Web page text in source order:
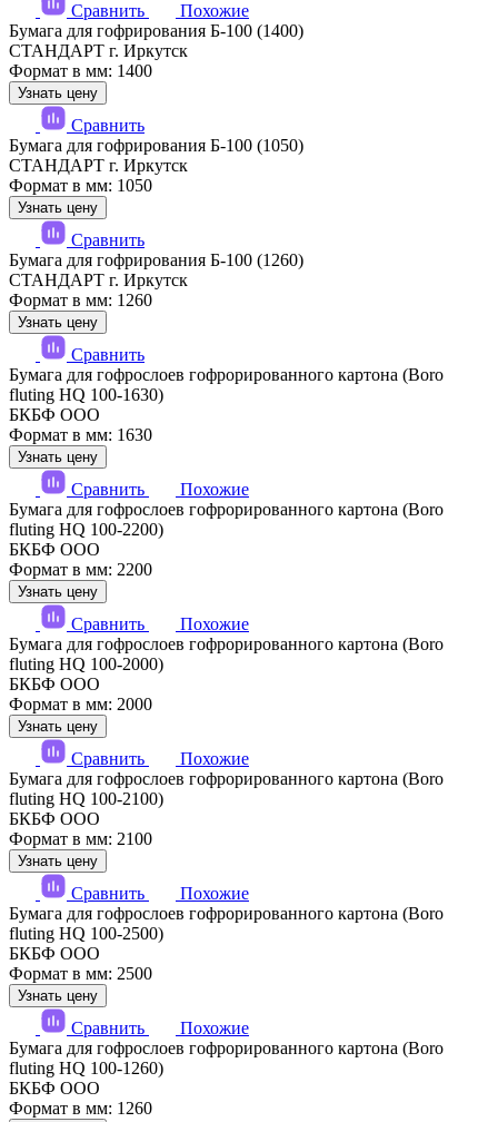
Сравнить
Похожие
Бумага для гофрирования Б-100 (1400)
СТАНДАРТ г. Иркутск
Формат в мм: 1400
Узнать цену
Сравнить
Бумага для гофрирования Б-100 (1050)
СТАНДАРТ г. Иркутск
Формат в мм: 1050
Узнать цену
Сравнить
Бумага для гофрирования Б-100 (1260)
СТАНДАРТ г. Иркутск
Формат в мм: 1260
Узнать цену
Сравнить
Бумага для гофрослоев гофрорированного картона (Boro
fluting HQ 100-1630)
БКБФ ООО
Формат в мм: 1630
Узнать цену
Сравнить
Похожие
Бумага для гофрослоев гофрорированного картона (Boro
fluting HQ 100-2200)
БКБФ ООО
Формат в мм: 2200
Узнать цену
Сравнить
Похожие
Бумага для гофрослоев гофрорированного картона (Boro
fluting HQ 100-2000)
БКБФ ООО
Формат в мм: 2000
Узнать цену
Сравнить
Похожие
Бумага для гофрослоев гофрорированного картона (Boro
fluting HQ 100-2100)
БКБФ ООО
Формат в мм: 2100
Узнать цену
Сравнить
Похожие
Бумага для гофрослоев гофрорированного картона (Boro
fluting HQ 100-2500)
БКБФ ООО
Формат в мм: 2500
Узнать цену
Сравнить
Похожие
Бумага для гофрослоев гофрорированного картона (Boro
fluting HQ 100-1260)
БКБФ ООО
Формат в мм: 1260